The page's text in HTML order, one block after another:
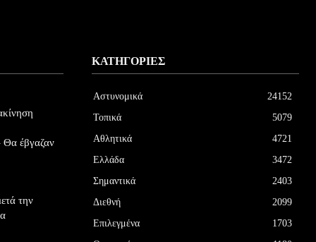
Θα έβγαζαν
την
ΚΑΤΗΓΟΡΊΕΣ
Αστυνομικά
24152
Τοπικά
5079
Αθλητικά
4721
Ελλάδα
3472
Σημαντικά
2403
Διεθνή
2099
Επιλεγμένα
1703